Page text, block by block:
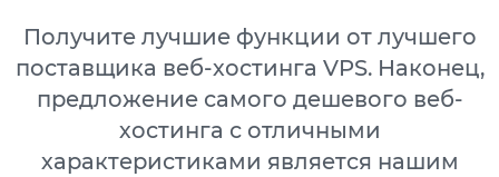
Получите лучшие функции от лучшего
поставщика веб-хостинга VPS. Наконец,
предложение самого дешевого веб-
хостинга с отличными
характеристиками является нашим